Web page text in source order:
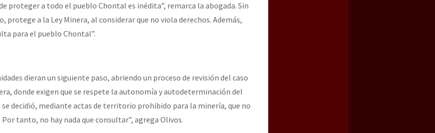
proteger a todo el pueblo Chontal es inédita”, remarca la abogada. Sin
protege a la Ley Minera, al considerar que no viola derechos. Además,
para el pueblo Chontal”.
dieran un siguiente paso, abriendo un proceso de revisión del caso
donde exigen que se respete la autonomía y autodeterminación del
decidió, mediante actas de territorio prohibido para la minería, que no
tanto, no hay nada que consultar”, agrega Olivos.